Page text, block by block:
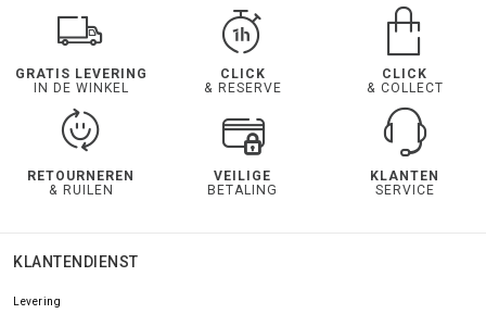
GRATIS LEVERING
IN DE WINKEL
CLICK
& RESERVE
CLICK
& COLLECT
RETOURNEREN
& RUILEN
VEILIGE
BETALING
KLANTEN
SERVICE
KLANTENDIENST
Levering